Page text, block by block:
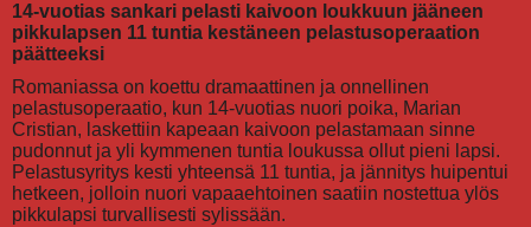
14-vuotias sankari pelasti kaivoon loukkuun jääneen
pikkulapsen 11 tuntia kestäneen pelastusoperaation
päätteeksi
Romaniassa on koettu dramaattinen ja onnellinen
pelastusoperaatio, kun 14-vuotias nuori poika, Marian
Cristian, laskettiin kapeaan kaivoon pelastamaan sinne
pudonnut ja yli kymmenen tuntia loukussa ollut pieni lapsi.
Pelastusyritys kesti yhteensä 11 tuntia, ja jännitys huipentui
hetkeen, jolloin nuori vapaaehtoinen saatiin nostettua ylös
pikkulapsi turvallisesti sylissään.